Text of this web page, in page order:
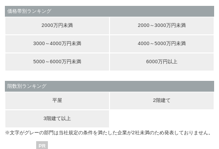
価格帯別ランキング
2000万円未満 2000～3000万円未満
3000～4000万円未満 4000～5000万円未満
5000～6000万円未満 6000万円以上
階数別ランキング
平屋 2階建て
3階建て以上
※文字がグレーの部門は当社規定の条件を満たした企業が2社未満のため発表しておりません。
PR